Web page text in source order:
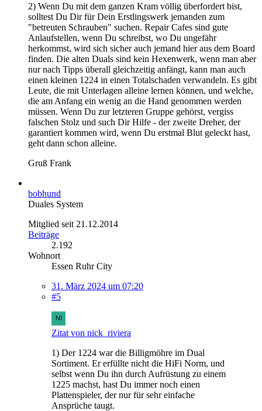
2) Wenn Du mit dem ganzen Kram völlig überfordert bist,
solltest Du Dir für Dein Erstlingswerk jemanden zum
"betreuten Schrauben" suchen. Repair Cafes sind gute
Anlaufstellen, wenn Du schreibst, wo Du ungefähr
herkommst, wird sich sicher auch jemand hier aus dem Board
finden. Die alten Duals sind kein Hexenwerk, wenn man aber
nur nach Tipps überall gleichzeitig anfängt, kann man auch
einen kleinen 1224 in einen Totalschaden verwandeln. Es gibt
Leute, die mit Unterlagen alleine lernen können, und welche,
die am Anfang ein wenig an die Hand genommen werden
müssen. Wenn Du zur letzteren Gruppe gehörst, vergiss
falschen Stolz und such Dir Hilfe - der zweite Dreher, der
garantiert kommen wird, wenn Du erstmal Blut geleckt hast,
geht dann schon alleine.
Gruß Frank
bobhund
Duales System
Mitglied seit 21.12.2014
Beiträge
2.192
Wohnort
Essen Ruhr City
31. März 2024 um 07:20
#5
Zitat von nick_riviera
1) Der 1224 war die Billigmöhre im Dual
Sortiment. Er erfüllte nicht die HiFi Norm, und
selbst wenn Du ihn durch Aufrüstung zu einem
1225 machst, hast Du immer noch einen
Plattenspieler, der nur für sehr einfache
Ansprüche taugt.